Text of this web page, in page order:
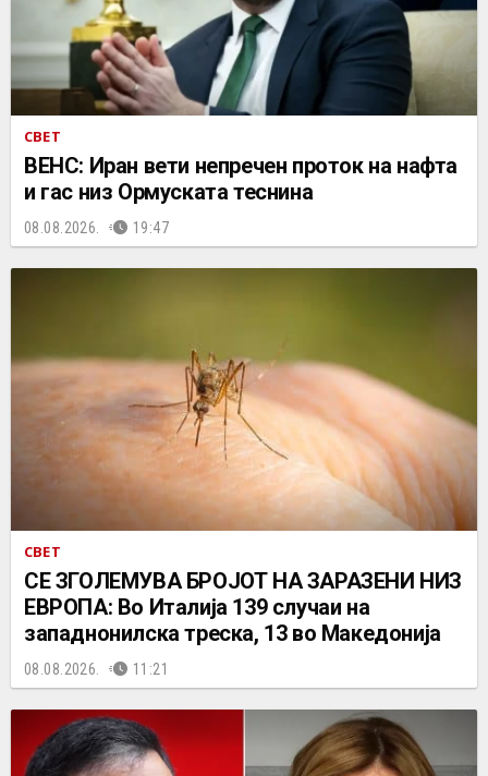
СВЕТ
ВЕНС: Иран вети непречен проток на нафта
и гас низ Ормуската теснина
08.08.2026. 19:47
СВЕТ
СЕ ЗГОЛЕМУВА БРОЈОТ НА ЗАРАЗЕНИ НИЗ
ЕВРОПА: Во Италија 139 случаи на
западнонилска треска, 13 во Македонија
08.08.2026. 11:21